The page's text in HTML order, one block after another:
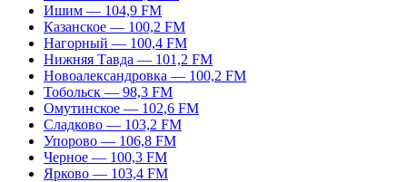
Ишим — 104,9 FM
Казанское — 100,2 FM
Нагорный — 100,4 FM
Нижняя Тавда — 101,2 FM
Новоалександровка — 100,2 FM
Тобольск — 98,3 FM
Омутинское — 102,6 FM
Сладково — 103,2 FM
Упорово — 106,8 FM
Черное — 100,3 FM
Ярково — 103,4 FM